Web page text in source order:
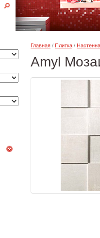
Главная / Плитка /
Amyl